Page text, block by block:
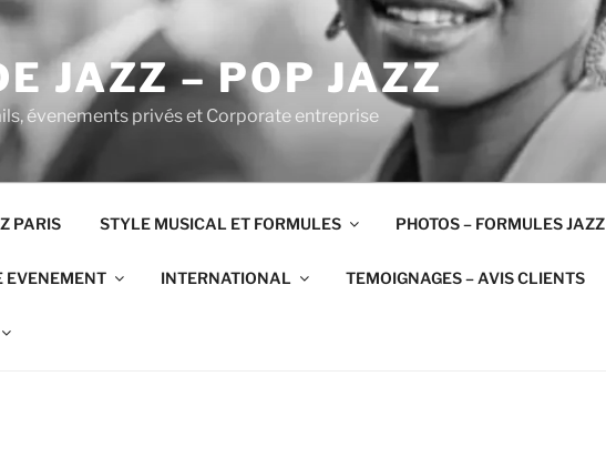
JAZZ – POP JAZZ
évenements privés et Corporate entreprise
PARIS STYLE MUSICAL ET FORMULES PHOTOS – FORMULES JAZZ
EVENEMENT INTERNATIONAL TEMOIGNAGES – AVIS CLIENTS